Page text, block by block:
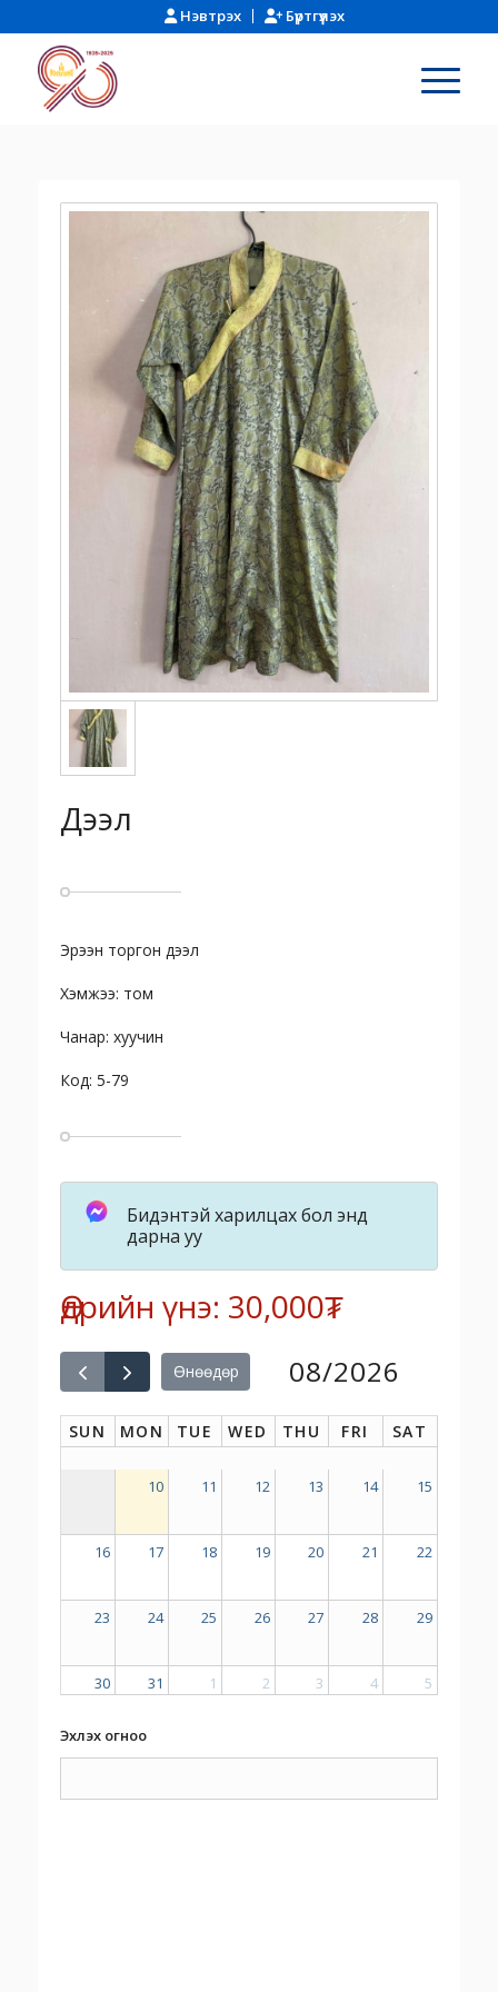
Нэвтрэх Бүртгүүлэх
Дээл
Эрээн торгон дээл
Хэмжээ: том
Чанар: хуучин
Код: 5-79
Бидэнтэй харилцах бол энд
дарна уу
Өдрийн үнэ: 30,000₮
Өнөөдөр 08/2026
SUN MON TUE WED THU FRI SAT
10 11 12 13 14 15
16 17 18 19 20 21 22
23 24 25 26 27 28 29
30 31 1 2 3 4 5
Эхлэх огноо